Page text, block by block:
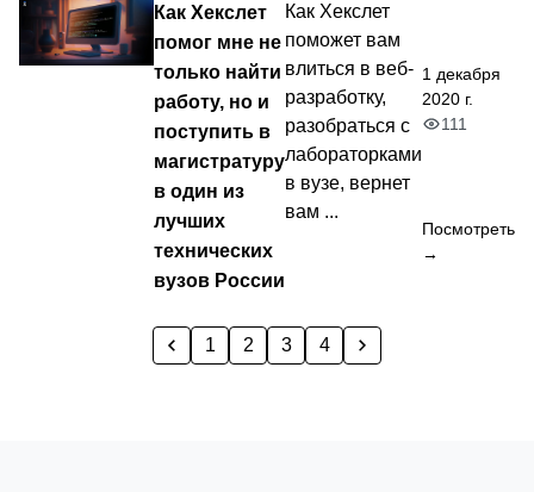
Как Хекслет
помог мне не
только найти
работу, но и
поступить в
магистратуру
в один из
лучших
технических
вузов России
Как Хекслет
поможет вам
влиться в веб-
разработку,
разобраться с
лабораторками
в вузе, вернет
вам ...
1 декабря
2020 г.
111
Посмотреть
→
1 2 3 4